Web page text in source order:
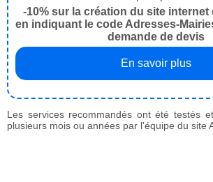
-10% sur la création du site internet
en indiquant le code Adresses-
demande de devis
En savoir plus
Les services recommandés ont été testés
plusieurs mois ou années par l'équipe du site